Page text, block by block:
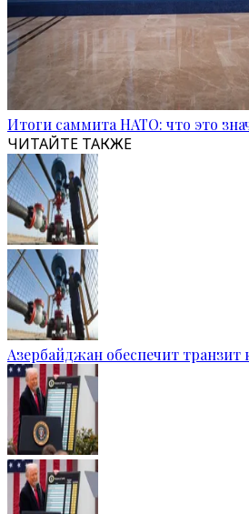
Итоги саммита НАТО: что это
ЧИТАЙТЕ ТАКЖЕ
Азербайджан обеспечит транзит